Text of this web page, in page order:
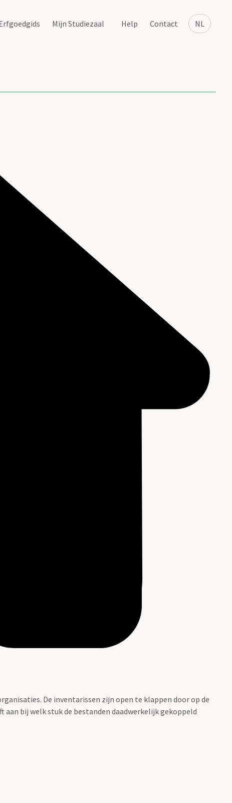
NL
Mijn Studiezaal Help Contact
De inventarissen zijn open te klappen door op de
bij welk stuk de bestanden daadwerkelijk gekoppeld